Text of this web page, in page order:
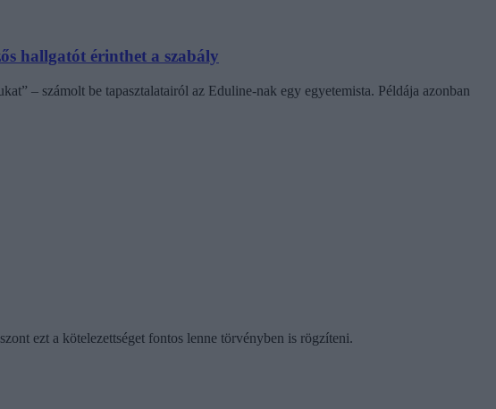
hallgatót érinthet a szabály
– számolt be tapasztalatairól az Eduline-nak egy egyetemista. Példája azonban
ezt a kötelezettséget fontos lenne törvényben is rögzíteni.